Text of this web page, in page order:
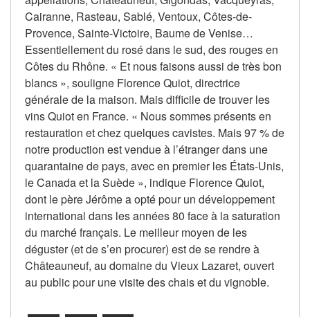
Cairanne, Rasteau, Sablé, Ventoux, Côtes-de-
Provence, Sainte-Victoire, Baume de Venise…
Essentiellement du rosé dans le sud, des rouges en
Côtes du Rhône. « Et nous faisons aussi de très bon
blancs », souligne Florence Quiot, directrice
générale de la maison. Mais difficile de trouver les
vins Quiot en France. « Nous sommes présents en
restauration et chez quelques cavistes. Mais 97 % de
notre production est vendue à l’étranger dans une
quarantaine de pays, avec en premier les États-Unis,
le Canada et la Suède », indique Florence Quiot,
dont le père Jérôme a opté pour un développement
international dans les années 80 face à la saturation
du marché français. Le meilleur moyen de les
déguster (et de s’en procurer) est de se rendre à
Châteauneuf, au domaine du Vieux Lazaret, ouvert
au public pour une visite des chais et du vignoble.